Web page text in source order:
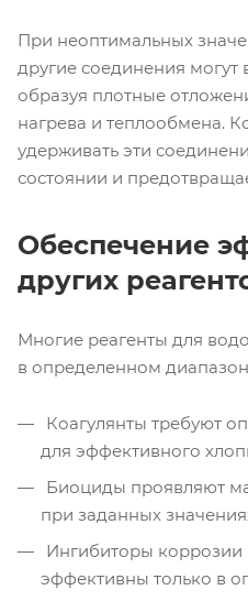
При неоптимальных
другие соединения могут
образуя плотные
нагрева и теплообмена.
удерживать эти
состоянии и
Обеспечение
других
Многие реагенты для
в определенном
Коагулянты требуют
для эффективного
Биоциды проявляют
при заданных
Ингибиторы коррозии
эффективны только в